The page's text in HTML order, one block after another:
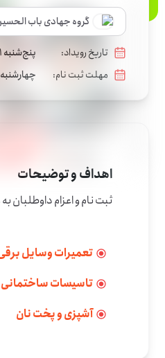
گروه جهادی باب الحسین (ع)خراسان
تاریخ رویداد: پنج‌شنبه 01 آبان
مهلت ثبت نام:
چهارشنبه 26 فروردین
اهداف و توضیحات
ثبت نام و اعزام
تعمیرات وسایل
تاسیسات ساختمانی
آشپزی و پخت نان